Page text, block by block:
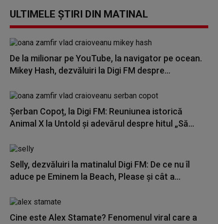
ULTIMELE ȘTIRI DIN MATINAL
De la milionar pe YouTube, la navigator pe ocean.
Mikey Hash, dezvăluiri la Digi FM despre...
Șerban Copoț, la Digi FM: Reuniunea istorică
Animal X la Untold și adevărul despre hitul „Să...
Selly, dezvăluiri la matinalul Digi FM: De ce nu îl
aduce pe Eminem la Beach, Please și cât a...
Cine este Alex Stamate? Fenomenul viral care a